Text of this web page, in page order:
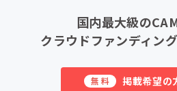
国内最大級の
クラウドファンディン
無料 掲載希望の